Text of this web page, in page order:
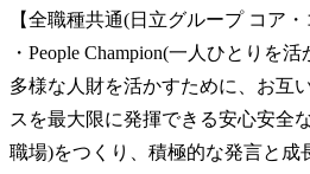
【全職種共通(日立グループ コア・
・People Champion(一人ひとりを活
多様な人財を活かすために、お互
スを最大限に発揮できる安心安全
職場)をつくり、積極的な発言と成